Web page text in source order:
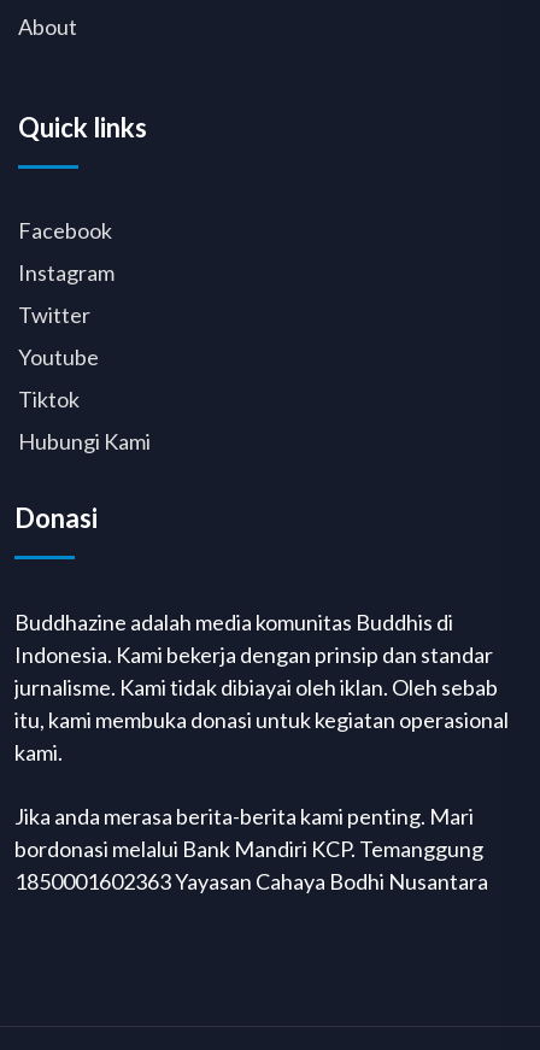
About
Quick links
Facebook
Instagram
Twitter
Youtube
Tiktok
Hubungi Kami
Donasi
Buddhazine adalah media komunitas Buddhis di
Indonesia. Kami bekerja dengan prinsip dan standar
jurnalisme. Kami tidak dibiayai oleh iklan. Oleh sebab
itu, kami membuka donasi untuk kegiatan operasional
kami.
Jika anda merasa berita-berita kami penting. Mari
bordonasi melalui Bank Mandiri KCP. Temanggung
1850001602363 Yayasan Cahaya Bodhi Nusantara